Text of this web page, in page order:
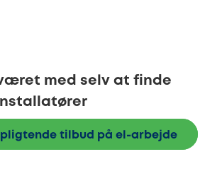
med selv at finde
tilbud på el-arbejde